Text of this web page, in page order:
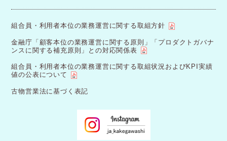
組合員・利用者本位の業務運営に関する取組方針
金融庁「顧客本位の業務運営に関する原則」「プロダクトガバナ
ンスに関する補充原則」との対応関係表
組合員・利用者本位の業務運営に関する取組状況およびKPI実績
値の公表について
古物営業法に基づく表記